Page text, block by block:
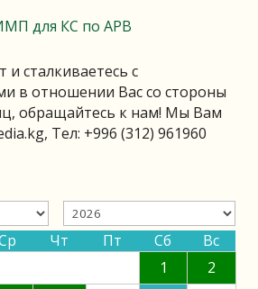
для КС по АРВ
и сталкиваетесь с
в отношении Вас со стороны
обращайтесь к нам! Мы Вам
, Тел: +996 (312) 961960
Чт Пт Сб
Вс
1
2